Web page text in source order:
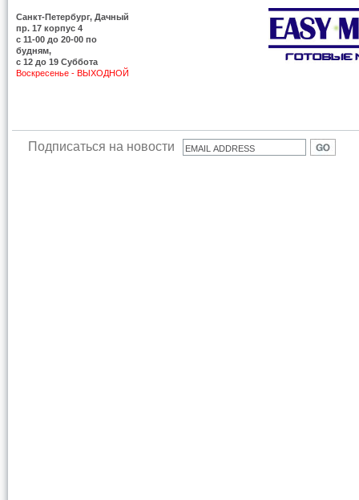
Санкт-Петербург, Дачный
пр. 17 корпус 4
c 11-00 до 20-00 по
будням,
с 12 до 19 Суббота
Воскресенье - ВЫХОДНОЙ
Подписаться на новости